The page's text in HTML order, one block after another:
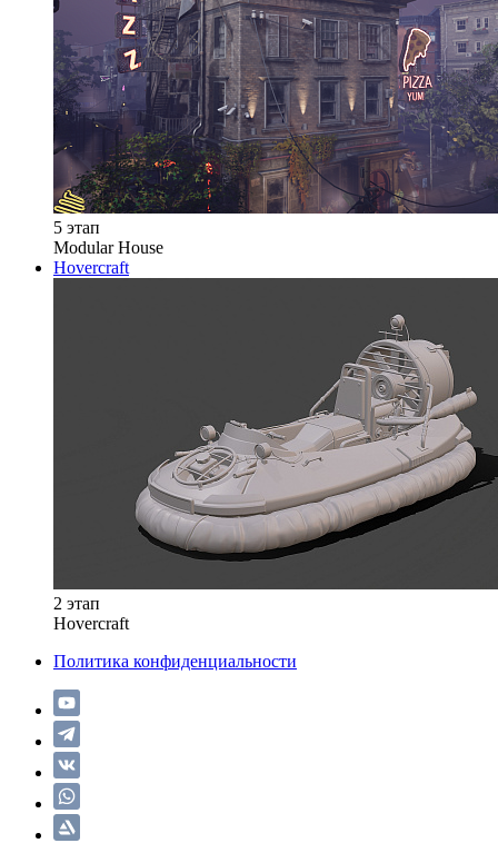
5 этап
Modular House
Hovercraft
2 этап
Hovercraft
Политика конфиденциальности